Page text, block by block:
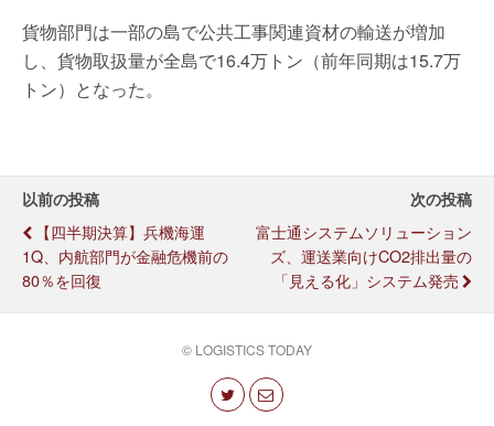
貨物部門は一部の島で公共工事関連資材の輸送が増加
し、貨物取扱量が全島で16.4万トン（前年同期は15.7万
トン）となった。
以前の投稿
【四半期決算】兵機海運
1Q、内航部門が金融危機前の
80％を回復
次の投稿
富士通システムソリューション
ズ、運送業向けCO2排出量の
「見える化」システム発売
© LOGISTICS TODAY